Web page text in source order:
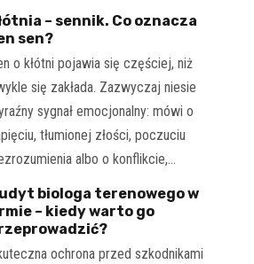
– sennik. Co oznacza
sen?
o kłótni pojawia się częściej, niż
się zakłada. Zazwyczaj niesie
sygnał emocjonalny: mówi o
tłumionej złości, poczuciu
albo o konflikcie,…
biologa terenowego w
– kiedy warto go
ochrona przed szkodnikami